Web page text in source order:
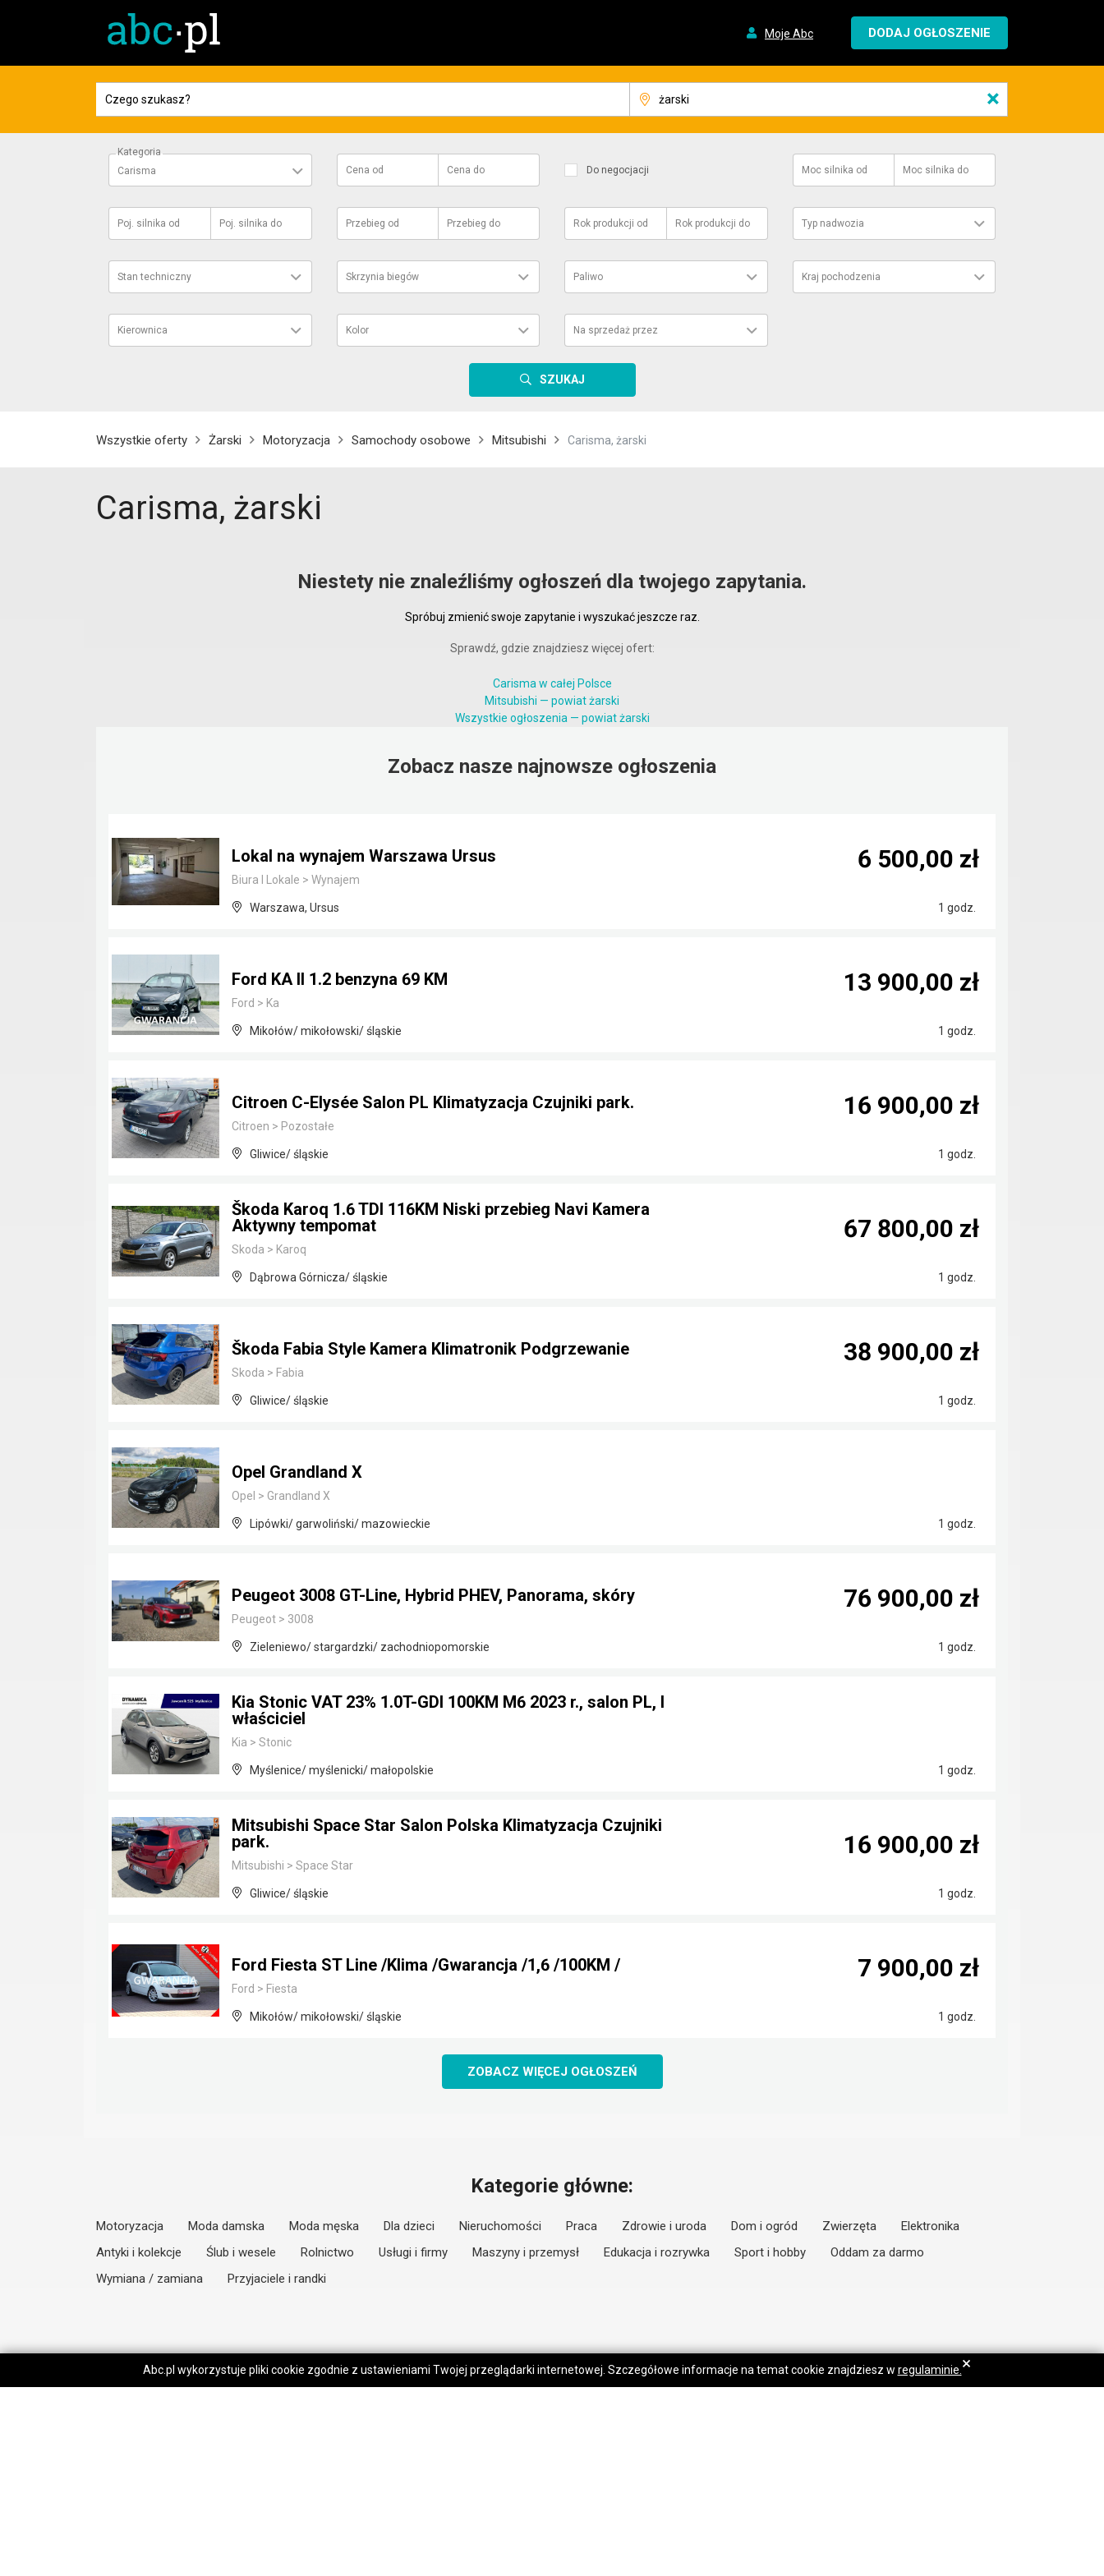
Moje Abc DODAJ OGŁOSZENIE
×
Kategoria
Carisma
Cena od Cena do Do negocjacji Moc silnika od Moc silnika do
Poj. silnika od Poj. silnika do Przebieg od Przebieg do Rok produkcji od Rok produkcji do Typ nadwozia
Stan techniczny Skrzynia biegów Paliwo Kraj pochodzenia
Kierownica Kolor Na sprzedaż przez
SZUKAJ
Wszystkie oferty Żarski Motoryzacja Samochody osobowe Mitsubishi Carisma, żarski
Carisma, żarski
Niestety nie znaleźliśmy ogłoszeń dla twojego zapytania.
Spróbuj zmienić swoje zapytanie i wyszukać jeszcze raz.
Sprawdź, gdzie znajdziesz więcej ofert:
Carisma w całej Polsce
Mitsubishi — powiat żarski
Wszystkie ogłoszenia — powiat żarski
Zobacz nasze najnowsze ogłoszenia
Lokal na wynajem Warszawa Ursus
Biura I Lokale > Wynajem
Warszawa, Ursus 1 godz.
6 500,00 zł
Ford KA II 1.2 benzyna 69 KM
Ford > Ka
Mikołów/ mikołowski/ śląskie 1 godz.
13 900,00 zł
Citroen C-Elysée Salon PL Klimatyzacja Czujniki park.
Citroen > Pozostałe
Gliwice/ śląskie 1 godz.
16 900,00 zł
Škoda Karoq 1.6 TDI 116KM Niski przebieg Navi Kamera
Aktywny tempomat
Skoda > Karoq
Dąbrowa Górnicza/ śląskie 1 godz.
67 800,00 zł
Škoda Fabia Style Kamera Klimatronik Podgrzewanie
Skoda > Fabia
Gliwice/ śląskie 1 godz.
38 900,00 zł
Opel Grandland X
Opel > Grandland X
Lipówki/ garwoliński/ mazowieckie 1 godz.
Peugeot 3008 GT-Line, Hybrid PHEV, Panorama, skóry
Peugeot > 3008
Zieleniewo/ stargardzki/ zachodniopomorskie 1 godz.
76 900,00 zł
Kia Stonic VAT 23% 1.0T-GDI 100KM M6 2023 r., salon PL, I
właściciel
Kia > Stonic
Myślenice/ myślenicki/ małopolskie 1 godz.
Mitsubishi Space Star Salon Polska Klimatyzacja Czujniki
park.
Mitsubishi > Space Star
Gliwice/ śląskie 1 godz.
16 900,00 zł
Ford Fiesta ST Line /Klima /Gwarancja /1,6 /100KM /
Ford > Fiesta
Mikołów/ mikołowski/ śląskie 1 godz.
7 900,00 zł
ZOBACZ WIĘCEJ OGŁOSZEŃ
Kategorie główne:
Motoryzacja Moda damska Moda męska Dla dzieci Nieruchomości Praca Zdrowie i uroda Dom i ogród Zwierzęta
Elektronika
Antyki i kolekcje
Ślub i wesele Rolnictwo Usługi i firmy Maszyny i przemysł Edukacja i rozrywka Sport i hobby
Oddam za darmo
Wymiana / zamiana
Przyjaciele i randki
Abc.pl wykorzystuje pliki cookie zgodnie z ustawieniami Twojej przeglądarki internetowej. Szczegółowe informacje na temat cookie znajdziesz w regulaminie. ×